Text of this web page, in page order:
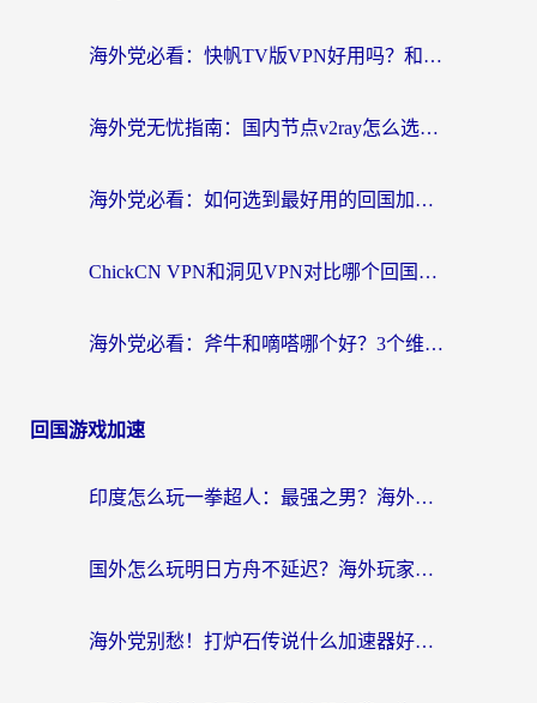
海外党必看：快帆TV版VPN好用吗？和快游VPN对比哪个回国效果更好？附实用避坑指南
海外党无忧指南：国内节点v2ray怎么选？一键回国VPN+多场景实测帮你避坑
海外党必看：如何选到最好用的回国加速器？从节点到售后的全维度指南
ChickCN VPN和洞见VPN对比哪个回国效果更好？海外党亲测3款加速器+避坑指南
海外党必看：斧牛和嘀嗒哪个好？3个维度教你选对回国加速器
回国游戏加速
印度怎么玩一拳超人：最强之男？海外党国服游戏加速避坑指南
国外怎么玩明日方舟不延迟？海外玩家国服游戏加速终极指南（附DNF梦幻诛仙解决方案）
海外党别愁！打炉石传说什么加速器好用？3个实用技巧解决国服游戏卡顿